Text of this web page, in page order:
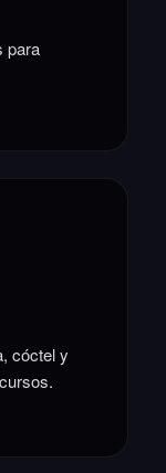
para
cóctel y